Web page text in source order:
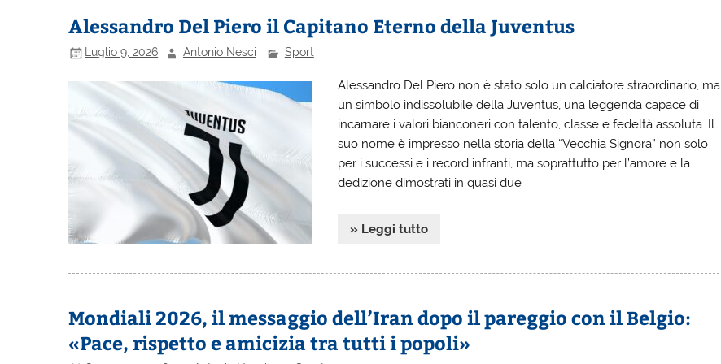
Alessandro Del Piero il Capitano Eterno della Juventus
Luglio 9, 2026 Antonio Nesci Sport
Alessandro Del Piero non è stato solo un calciatore straordinario, ma
un simbolo indissolubile della Juventus, una leggenda capace di
incarnare i valori bianconeri con talento, classe e fedeltà assoluta. Il
suo nome è impresso nella storia della “Vecchia Signora” non solo
per i successi e i record infranti, ma soprattutto per l’amore e la
dedizione dimostrati in quasi due
» Leggi tutto
Mondiali 2026, il messaggio dell’Iran dopo il pareggio con il Belgio:
«Pace, rispetto e amicizia tra tutti i popoli»